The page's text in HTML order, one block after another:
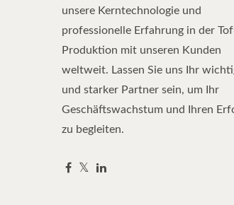
unsere Kerntechnologie und
professionelle Erfahrung in der
Produktion mit unseren Kunden
weltweit. Lassen Sie uns Ihr
und starker Partner sein, um Ihr
Geschäftswachstum und Ihren
zu begleiten.